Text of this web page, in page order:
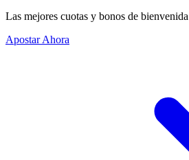
Las mejores cuotas y bonos de
Apostar Ahora